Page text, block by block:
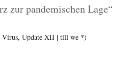
zur pandemischen Lage“
Virus, Update XII | till we *)